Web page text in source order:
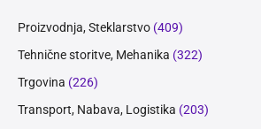
Proizvodnja, Steklarstvo (409)
Tehnične storitve, Mehanika (322)
Trgovina (226)
Transport, Nabava, Logistika (203)